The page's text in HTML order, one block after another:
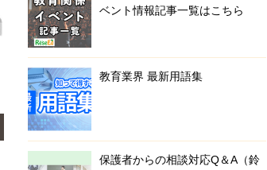
ベント情報記事一覧はこちら
教育業界 最新用語集
保護者からの相談対応Q＆A（鈴